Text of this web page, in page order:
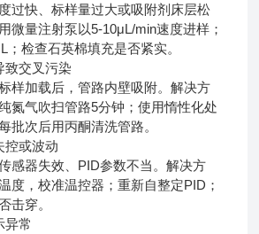
快、标样量过大或吸附剂床层松
微量注射泵以5-10μL/min速度进样；
；检查石英棉填充是否紧实。
交叉污染
加载后，管路内壁吸附。解决方
氮气吹扫管路5分钟；使用惰性化处
批次后用丙酮清洗管路。
或波动
器失效、PID参数不当。解决方
度，校准温控器；重新自整定PID；
击穿。
常